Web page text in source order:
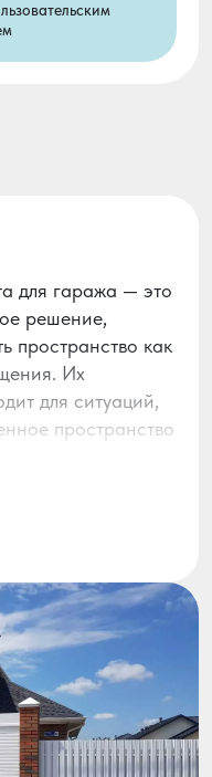
для гаража — это
решение,
пространство как
Их
для ситуаций,
пространство
места
позволяет
не опасаясь
воротных
комплексов и на